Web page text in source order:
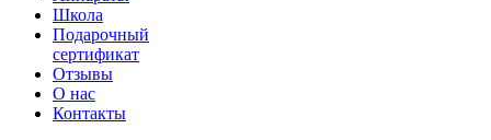
Школа
Подарочный
сертификат
Отзывы
О нас
Контакты